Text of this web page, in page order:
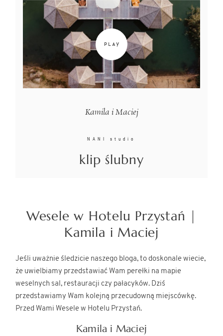
Kamila i Maciej
NANI studio
klip ślubny
Wesele w Hotelu Przystań |
Kamila i Maciej
Jeśli uważnie śledzicie naszego bloga, to doskonale wiecie,
że uwielbiamy przedstawiać Wam perełki na mapie
weselnych sal, restauracji czy pałacyków. Dziś
przedstawiamy Wam kolejną przecudowną miejscówkę.
Przed Wami Wesele w Hotelu Przystań.
Kamila i Maciej
©2026 COPYRIGHT
SUNSETSTORY.PL